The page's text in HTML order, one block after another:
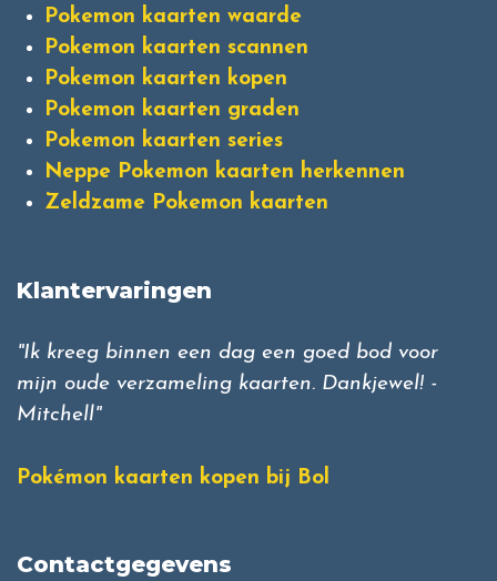
Pokemon kaarten waarde
Pokemon kaarten scannen
Pokemon kaarten kopen
Pokemon kaarten graden
Pokemon kaarten series
Neppe Pokemon kaarten herkennen
Zeldzame Pokemon kaarten
Klantervaringen
"Ik kreeg binnen een dag een goed bod voor
mijn oude verzameling kaarten. Dankjewel! -
Mitchell"
Pokémon kaarten kopen bij Bol
Contactgegevens